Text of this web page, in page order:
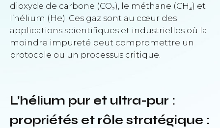
dioxyde de carbone (CO₂), le méthane (CH₄) et
l’hélium (He). Ces gaz sont au cœur des
applications scientifiques et industrielles où la
moindre impureté peut compromettre un
protocole ou un processus critique.
L’hélium pur et ultra-pur :
propriétés et rôle stratégique :